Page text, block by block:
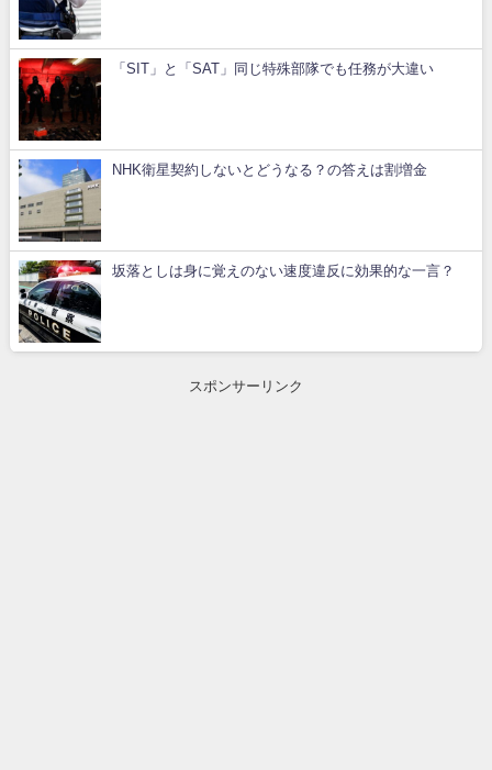
「SIT」と「SAT」同じ特殊部隊でも任務が大違い
NHK衛星契約しないとどうなる？の答えは割増金
坂落としは身に覚えのない速度違反に効果的な一言？
スポンサーリンク